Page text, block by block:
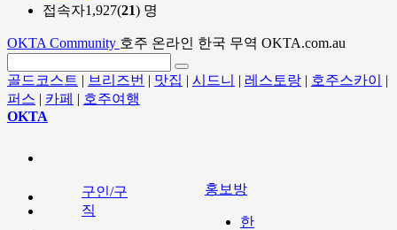
접속자1,927(21) 명
OKTA Community 호주 온라인 한국 무역 OKTA.com.au
골드코스트 | 브리즈번 | 맛집 | 시드니 | 레스토랑 | 호주스카이
|
퍼스 | 카페 | 호주여행
OKTA
구인/구
직
홍보방
한